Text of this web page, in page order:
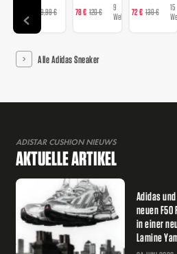
129,99 €
Webshops
78 € 120 €
9
Webshops72 € 130 €
15
Alle Adidas Sneaker
ADISTAR CUSHION NIEUWS
AKTUELLE ARTIKEL
Adidas
neuen
in einer
Lamine